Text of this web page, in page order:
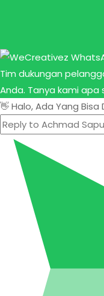
Tim dukungan
Anda. Tanya kami apa
👋 Halo, Ada Yang Bisa